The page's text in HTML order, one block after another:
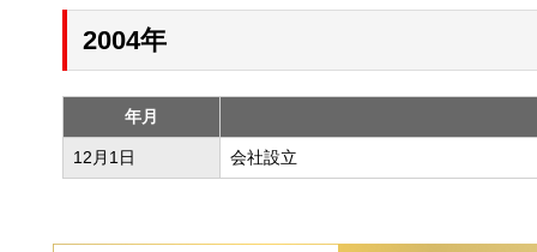
2004年
年月
12月1日 会社設立